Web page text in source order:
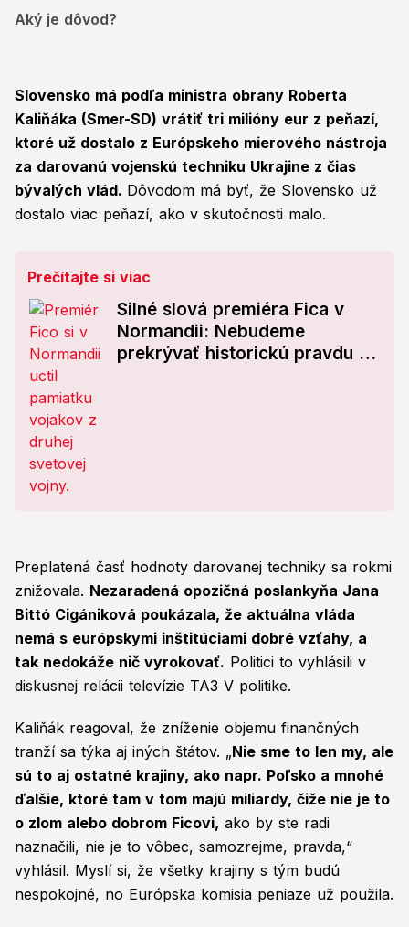
Aký je dôvod?
Slovensko má podľa ministra obrany Roberta
Kaliňáka (Smer-SD) vrátiť tri milióny eur z peňazí,
ktoré už dostalo z Európskeho mierového nástroja
za darovanú vojenskú techniku Ukrajine z čias
bývalých vlád. Dôvodom má byť, že Slovensko už
dostalo viac peňazí, ako v skutočnosti malo.
Prečítajte si viac
Silné slová premiéra Fica v
Normandii: Nebudeme
prekrývať historickú pravdu a
Preplatená časť hodnoty darovanej techniky sa rokmi
znižovala. Nezaradená opozičná poslankyňa Jana
Bittó Cigániková poukázala, že aktuálna vláda
nemá s európskymi inštitúciami dobré vzťahy, a
tak nedokáže nič vyrokovať. Politici to vyhlásili v
diskusnej relácii televízie TA3 V politike.
Kaliňák reagoval, že zníženie objemu finančných
tranží sa týka aj iných štátov. „Nie sme to len my, ale
sú to aj ostatné krajiny, ako napr. Poľsko a mnohé
ďalšie, ktoré tam v tom majú miliardy, čiže nie je to
o zlom alebo dobrom Ficovi, ako by ste radi
naznačili, nie je to vôbec, samozrejme, pravda,“
vyhlásil. Myslí si, že všetky krajiny s tým budú
nespokojné, no Európska komisia peniaze už použila.